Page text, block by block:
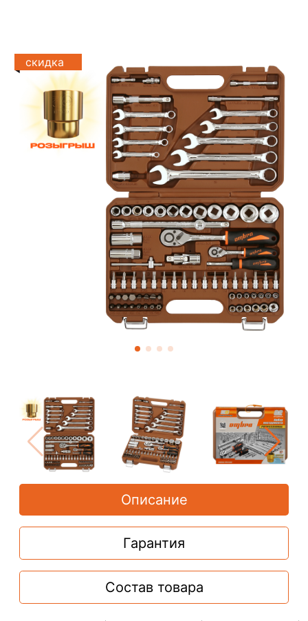
скидка
Описание
Гарантия
Состав товара